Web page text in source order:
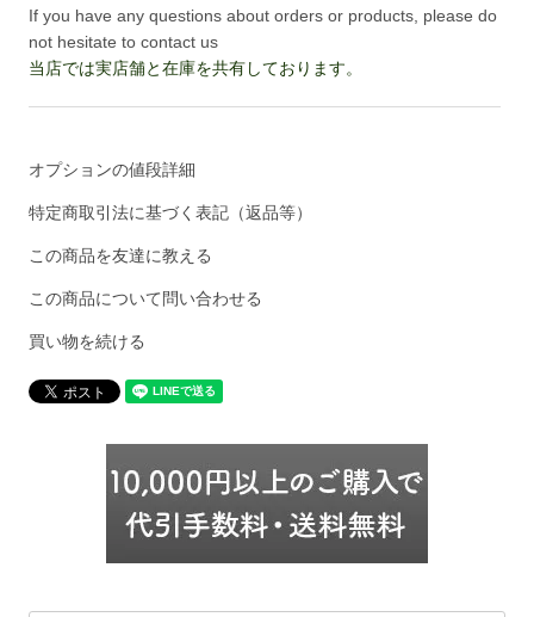
If you have any questions about orders or products, please do
not hesitate to contact us
当店では実店舗と在庫を共有しております。
オプションの値段詳細
特定商取引法に基づく表記（返品等）
この商品を友達に教える
この商品について問い合わせる
買い物を続ける